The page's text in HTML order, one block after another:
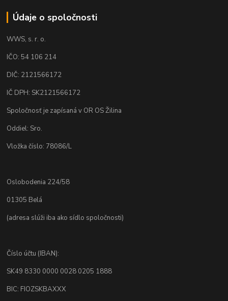
Údaje o spoločnosti
WWS, s. r. o.
IČO: 54 106 214
DIČ: 2121566172
IČ DPH: SK2121566172
Spoločnosť je zapísaná v OR OS Žilina
Oddiel: Sro.
Vložka číslo: 78086/L
Oslobodenia 224/58
01305 Belá
(adresa slúži iba ako sídlo spoločnosti)
Číslo účtu (IBAN):
SK49 8330 0000 0028 0205 1888
BIC: FIOZSKBAXXX